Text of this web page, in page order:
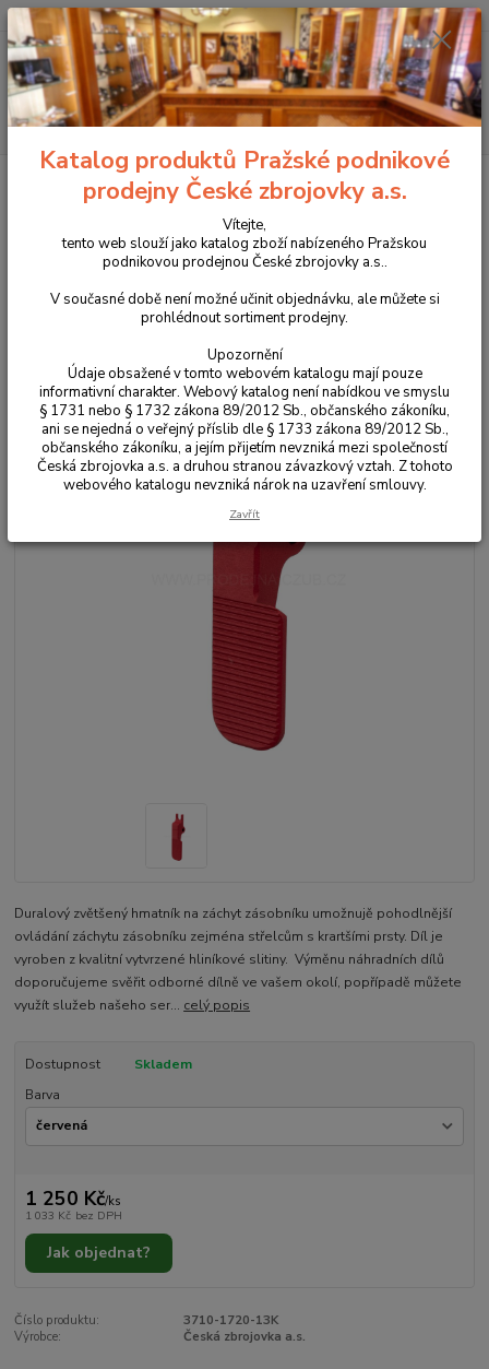
Menu
Hledat
+420 225 375 800
Příslušenství, doplňky a náhradní díly
Pro samonabíjecí pušky a
Tuning zbraní Duralový záchyt zásobníku LEVÝ pro Bren 2
Duralový záchyt zásobníku LEVÝ
pro Bren 2
Duralový zvětšený hmatník na záchyt zásobníku umožnujě pohodlnější
ovládání záchytu zásobníku zejména střelcům s krartšími prsty. Díl je
vyroben z kvalitní vytvrzené hliníkové slitiny. Výměnu náhradních dílů
doporučujeme svěřit odborné dílně ve vašem okolí, popřípadě můžete
využít služeb našeho ser... celý popis
Dostupnost
Skladem
Barva
1 250 Kč/ks
1 033 Kč bez DPH
Jak objednat?
Číslo produktu:
3710-1720-13K
Výrobce:
Česká zbrojovka a.s.
Katalog produktů Pražské podnikové
prodejny České zbrojovky a.s.
Vítejte,
tento web slouží jako katalog zboží nabízeného Pražskou
podnikovou prodejnou České zbrojovky a.s..
V současné době není možné učinit objednávku, ale můžete si
prohlédnout sortiment prodejny.
Upozornění
Údaje obsažené v tomto webovém katalogu mají pouze
informativní charakter. Webový katalog není nabídkou ve smyslu
§ 1731 nebo § 1732 zákona 89/2012 Sb., občanského zákoníku,
ani se nejedná o veřejný příslib dle § 1733 zákona 89/2012 Sb.,
občanského zákoníku, a jejím přijetím nevzniká mezi společností
Česká zbrojovka a.s. a druhou stranou závazkový vztah. Z tohoto
webového katalogu nevzniká nárok na uzavření smlouvy.
Zavřít